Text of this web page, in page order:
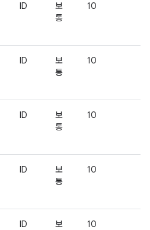
ID
보
통
10
ID
보
통
10
ID
보
통
10
ID
보
통
10
ID
보
10